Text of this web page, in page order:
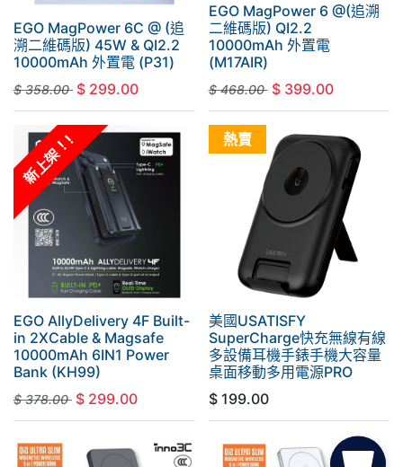
EGO MagPower 6C @ (追
溯二維碼版) 45W & QI2.2
10000mAh 外置電 (P31)
$358.00 $ 299.00
EGO MagPower 6 @(追溯
二維碼版) QI2.2
10000mAh 外置電
(M17AIR)
$468.00 $ 399.00
新上架！!
EGO AllyDelivery 4F Built-
in 2XCable & Magsafe
10000mAh 6IN1 Power
Bank (KH99)
$378.00 $ 299.00
熱賣
美國USATISFY
SuperCharge快充無線有線
多設備耳機手錶手機大容量
桌面移動多用電源PRO
$ 199.00